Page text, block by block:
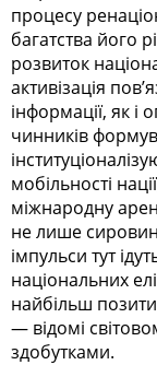
процесу
багатства його
розвиток
активізація
інформації, як і
чинників
мобільності
міжнародну
не лише
імпульси тут
національних
найбільш
— відомі
здобутками.